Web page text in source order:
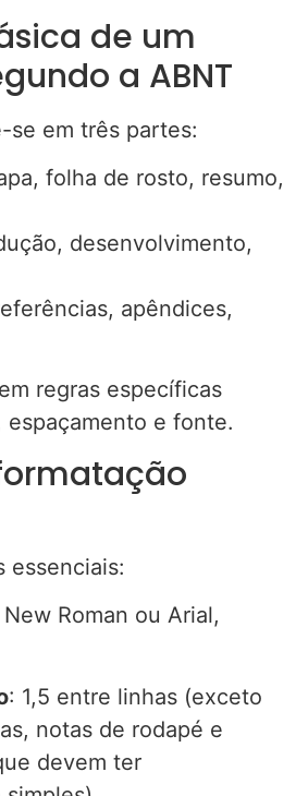
de um
a ABNT
se em três partes:
folha de rosto, resumo,
desenvolvimento,
apêndices,
regras específicas
espaçamento e fonte.
essenciais:
Roman ou Arial,
: 1,5 entre linhas (exceto
notas de rodapé e
devem ter